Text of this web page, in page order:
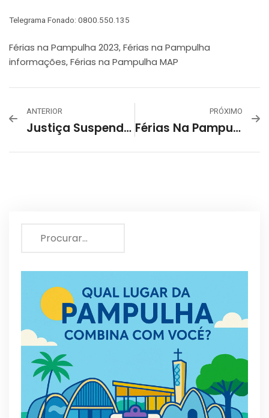
Telegrama Fonado: 0800.550.135
Férias na Pampulha 2023, Férias na Pampulha
informações, Férias na Pampulha MAP
ANTERIOR
Justiça Suspende Nova CPI Da Lagoa Da Pampulha
PRÓXIMO
Férias Na Pampulha: Vivência No Bordado – Dia Internacional Do Bordado